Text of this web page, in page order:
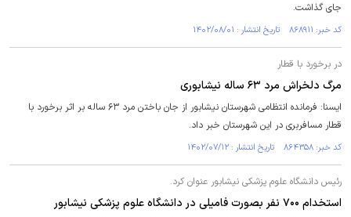
جای گذاشت.
کد خبر: ۸۶۸۹۱۱ تاریخ انتشار : ۱۴۰۲/۰۸/۰۱
در برخورد با قطار
مرگ دلخراش مرد ۶۳ ساله نیشابوری
ایسنا: فرمانده انتظامی شهرستان نیشابور از جان باختن مرد ۶۳ ساله بر اثر برخورد با
قطار مسافربری در این شهرستان خبر داد.
کد خبر: ۸۶۴۳۵۸ تاریخ انتشار : ۱۴۰۲/۰۷/۱۲
رئیس دانشگاه علوم پزشکی نیشابور عنوان کرد.
استخدام ۷۰۰ نفر بصورت فامیلی در دانشگاه علوم پزشکی نیشابور